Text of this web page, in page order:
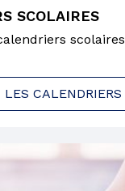
SCOLAIRES
scolaires
CALENDRIERS